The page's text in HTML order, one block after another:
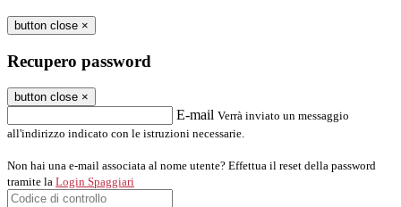
button close ×
Recupero password
button close ×
E-mail Verrà inviato un messaggio
all'indirizzo indicato con le istruzioni necessarie.
Non hai una e-mail associata al nome utente? Effettua il reset della password
tramite la Login Spaggiari